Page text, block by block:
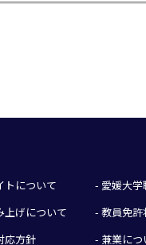
トについて
上げについて
応方針
- 愛媛大学
- 教員免許
- 兼業につ